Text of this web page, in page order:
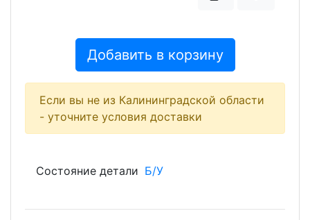
Добавить в корзину
Если вы не из Калининградской области
- уточните условия доставки
Состояние детали Б/У